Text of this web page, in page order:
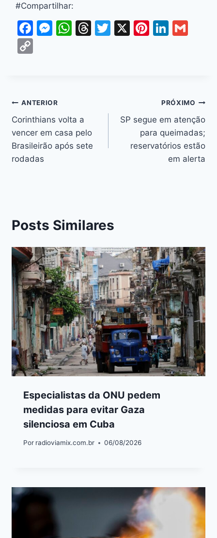
#Compartilhar:
F
o
o
k
M
n
g
er
W
p
T
T
X
Pi Li
n
Li
n
k
ANTERIOR
Corinthians volta a
vencer em casa pelo
Brasileirão após sete
rodadas
PRÓXIMO
SP segue em atenção
para queimadas;
reservatórios estão
em alerta
Posts Similares
Especialistas da ONU pedem
medidas para evitar Gaza
silenciosa em Cuba
Por radioviamix.com.br 06/08/2026